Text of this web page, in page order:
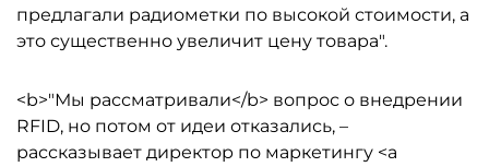
предлагали радиометки по высокой стоимости, а
это существенно увеличит цену товара".
<b>"Мы рассматривали</b> вопрос о внедрении
RFID, но потом от идеи отказались, –
рассказывает директор по маркетингу <a